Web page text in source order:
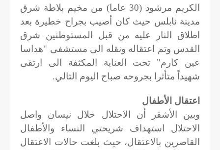
الكريم مرشود (30 عاما) من مخيم بلاطة شرق
مدينة نابلس حيث كان أصيب بجراح خطيرة بعد
اطلاق النار عليه من قبل المستوطنين شرق
القدس وتم اعتقاله ونقله الى مستشفى "هداسا
عين كارم" تحت العناية المكثفة الى ارتقى
شهيداً متأثرا بجروحه صباح اليوم التالي.
اعتقال الأطفال
وبين الأشقر أن الاحتلال خلال نيسان واصل
الاحتلال استهداف شريحتي النساء والأطفال
القاصرين بالاعتقال، حيث بلغت حالات الاعتقال